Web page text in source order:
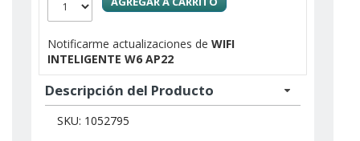
Notificarme actualizaciones deWIFI
INTELIGENTE W6 AP22
Descripción del Producto
SKU: 1052795